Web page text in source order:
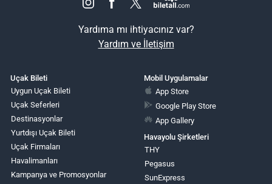
Yardıma mı ihtiyacınız var?
Yardım ve İletişim
Uçak Bileti
Uygun Uçak Bileti
Uçak Seferleri
Destinasyonlar
Yurtdışı Uçak Bileti
Uçak Firmaları
Havalimanları
Kampanya ve Promosyonlar
Mobil Uygulamalar
App Store
Google Play Store
App Gallery
Havayolu Şirketleri
THY
Pegasus
SunExpress